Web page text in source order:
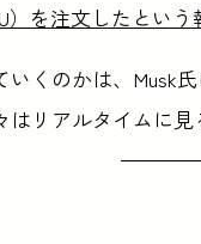
）を注文したという
いくのかは、Musk
リアルタイムに見